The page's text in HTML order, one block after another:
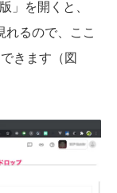
」を開くと、
るので、ここ
きます（図